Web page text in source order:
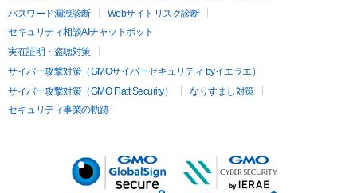
パスワード漏洩診断
Webサイトリスク診断
セキュリティ相談AIチャットボット
実在証明・盗聴対策
サイバー攻撃対策（GMOサイバーセキュリティ byイエラエ）
サイバー攻撃対策（GMO Flatt Security）
なりすまし対策
セキュリティ事業の軌跡